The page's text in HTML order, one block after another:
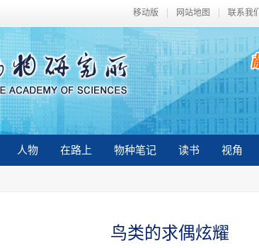
移动版 网站地图 联系我们
人物 在路上 物种笔记 读书 视角
鸟类的求偶炫耀